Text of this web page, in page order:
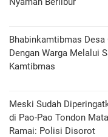
Bhabinkamtibmas
Dengan Warga Melalui
Kamtibmas
Meski Sudah
di Pao-Pao Tondon
Ramai: Polisi Disorot